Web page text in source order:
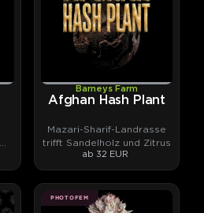
Barneys Farm
Afghan Hash Plant
Mazari-Sharif-Landrasse
trifft Sandelholz und Zitrus
ab 32 EUR
PHOTOFEM